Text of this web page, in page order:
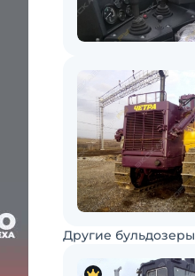
Другие бульдозеры